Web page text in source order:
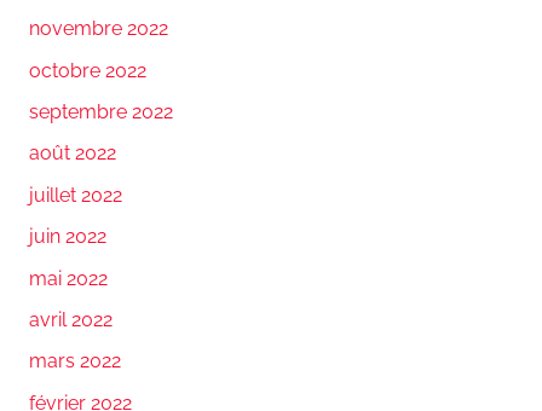
novembre 2022
octobre 2022
septembre 2022
août 2022
juillet 2022
juin 2022
mai 2022
avril 2022
mars 2022
février 2022